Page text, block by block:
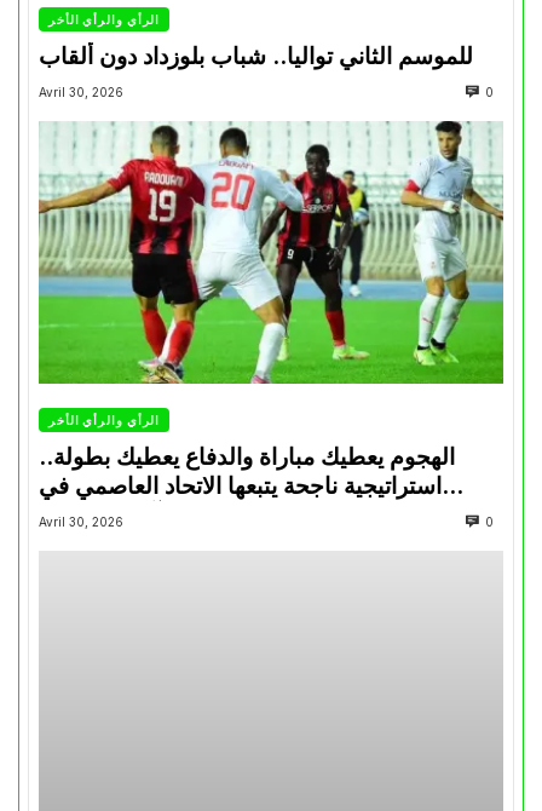
الرأي والرأي الأخر
للموسم الثاني تواليا.. شباب بلوزداد دون ألقاب
Avril 30, 2026 0
الرأي والرأي الأخر
الهجوم يعطيك مباراة والدفاع يعطيك بطولة..
استراتيجية ناجحة يتبعها الاتحاد العاصمي في
تتويجاته آخر السنوات
Avril 30, 2026 0